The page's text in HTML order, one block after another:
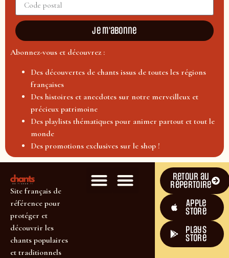
Je m'abonne
Abonnez-vous et découvrez :
Des découvertes de chants issus de toutes les régions
françaises
Des histoires et anecdotes sur notre merveilleux et
précieux patrimoine
Des playlists thématiques pour animer partout et tout le
monde
Des promotions exclusives sur le shop !
Site français de
référence pour
protéger et
découvrir les
chants populaires
et traditionnels
Retour au
répertoire
Apple
Store
plays
store